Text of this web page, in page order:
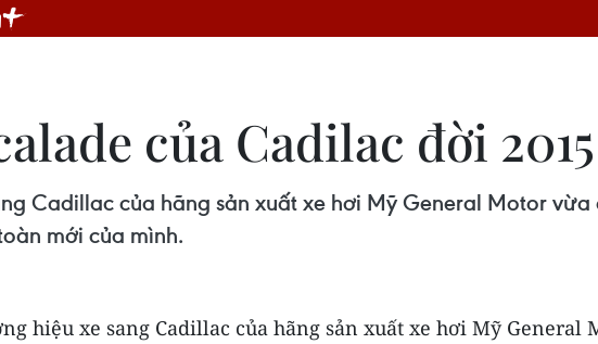
của Cadilac đời
Cadillac của hãng sản xuất xe hơi Mỹ General Motor
mới của mình.
hiệu xe sang Cadillac của hãng sản xuất xe hơi Mỹ General